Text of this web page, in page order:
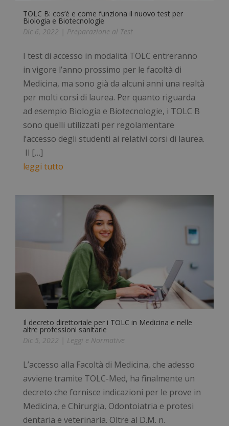
TOLC B: cos’è e come funziona il nuovo test per
Biologia e Biotecnologie
Dic 6, 2022
Preparazione al Test
I test di accesso in modalità TOLC entreranno
in vigore l’anno prossimo per le facoltà di
Medicina, ma sono già da alcuni anni una realtà
per molti corsi di laurea. Per quanto riguarda
ad esempio Biologia e Biotecnologie, i TOLC B
sono quelli utilizzati per regolamentare
l’accesso degli studenti ai relativi corsi di laurea.
Il […]
leggi tutto
Il decreto direttoriale per i TOLC in Medicina e nelle
altre professioni sanitarie
Dic 5, 2022
Leggi e Normative
L’accesso alla Facoltà di Medicina, che adesso
avviene tramite TOLC-Med, ha finalmente un
decreto che fornisce indicazioni per le prove in
Medicina, e Chirurgia, Odontoiatria e protesi
dentaria e veterinaria. Oltre al D.M. n.